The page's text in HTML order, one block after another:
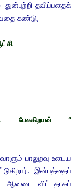
தவிப்பதைக்
கண்டு,
”
பாலுறவு உடைய
இன்பத்தைப்
ஆணை விட்டதாகப்